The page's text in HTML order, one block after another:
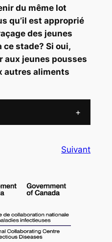
du même lot
qu’il est approprié
des jeunes
ce stade? Si oui,
aux jeunes pousses
autres aliments
+
Suivant